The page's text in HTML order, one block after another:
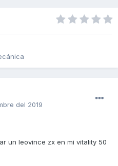
del 2019
un leovince zx en mi vitality 50